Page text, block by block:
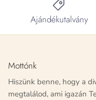
Ajándékutalvány
Mottónk
Hiszünk benne, hogy a
megtalálod, ami igazán